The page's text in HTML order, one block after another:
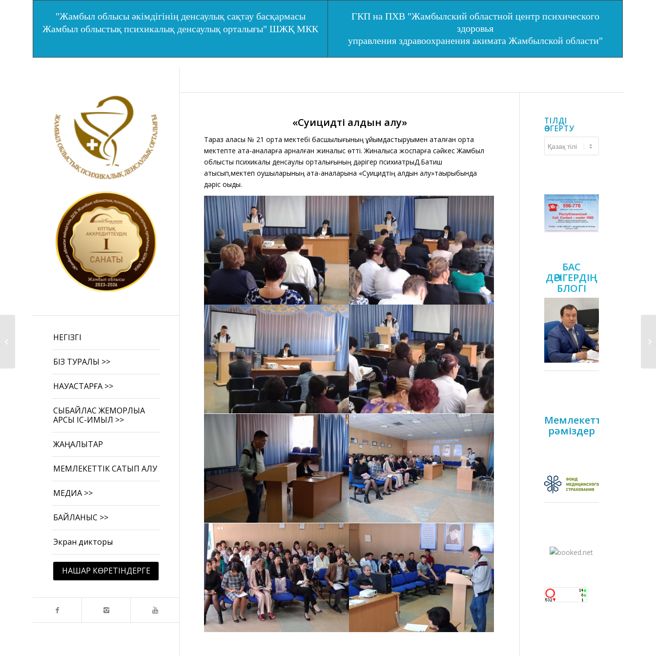
"Жамбыл облысы әкімдігінің денсаулық сақтау басқармасы
Жамбыл облыстық психикалық денсаулық орталығы" ШЖҚ МКК
ГКП на ПХВ "Жамбылский областной центр психического
здоровья
управления здравоохранения акимата Жамбылской области"
НЕГІЗГІ
БІЗ ТУРАЛЫ >>
НАУҚАСТАРҒА >>
СЫБАЙЛАС ЖЕМҚОРЛЫҚҚА
ҚАРСЫ ІС-ҚИМЫЛ >>
ЖАҢАЛЫҚТАР
МЕМЛЕКЕТТІК САТЫП АЛУ
МЕДИА >>
БАЙЛАНЫС >>
Экран дикторы
НАШАР КӨРЕТІНДЕРГЕ
«Суицидтің алдын алу»
Тараз қаласы № 21 орта мектебі басшылығының ұйымдастыруымен аталған орта
мектепте ата-аналарға арналған жиналыс өтті. Жиналысқа жоспарға сәйкес Жамбыл
облыстық психикалық денсаулық орталығының дәрігер психиатрыД.Батиш
қатысып,мектеп оқушыларының ата-аналарына «Суицидтің алдын алу»тақырыбында
дәріс оқыды.
ТІЛДІ
ӨЗГЕРТУ
өзгерту
БАС
ДӘРІГЕРДІҢ
БЛОГІ
Мемлекеттік
рәміздер
ешқашан кеш
болмайды. ПБЗ...